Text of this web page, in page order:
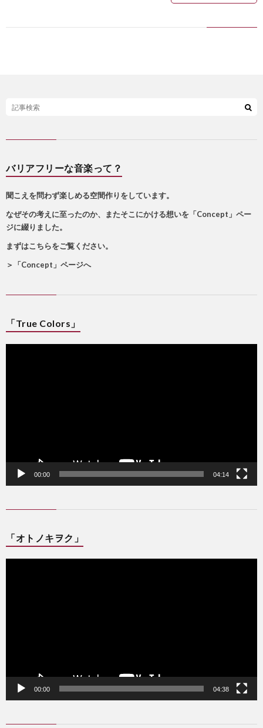
バリアフリーな音楽って？
聞こえを問わず楽しめる空間作りをしています。
なぜその考えに至ったのか、またそこにかける想いを「Concept」ペー
ジに綴りました。
まずはこちらをご覧ください。
＞
「Concept」ページへ
「True Colors」
動
00:00 04:14
「オトノキヲク」
動
00:00 04:38